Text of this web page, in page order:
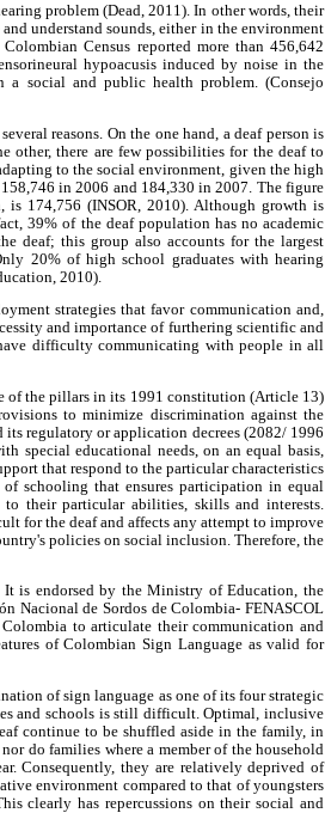
problem (Dead, 2011). In other words, their
understand sounds, either in the environment
Census reported more than 456,642
hypoacusis induced by noise in the
a social and public health problem. (Consejo
reasons. On the one hand, a deaf person is
there are few possibilities for the deaf to
to the social environment, given the high
in 2006 and 184,330 in 2007. The figure
174,756 (INSOR, 2010). Although growth is
39% of the deaf population has no academic
deaf; this group also accounts for the largest
20% of high school graduates with hearing
2010).
strategies that favor communication and,
and importance of furthering scientific and
difficulty communicating with people in all
of the pillars in its 1991 constitution (Article 13)
to minimize discrimination against the
regulatory or application decrees (2082/ 1996
special educational needs, on an equal basis,
that respond to the particular characteristics
schooling that ensures participation in equal
their particular abilities, skills and interests.
for the deaf and affects any attempt to improve
policies on social inclusion. Therefore, the
It is endorsed by the Ministry of Education, the
Nacional de Sordos de Colombia- FENASCOL
to articulate their communication and
of Colombian Sign Language as valid for
of sign language as one of its four strategic
and schools is still difficult. Optimal, inclusive
continue to be shuffled aside in the family, in
do families where a member of the household
Consequently, they are relatively deprived of
environment compared to that of youngsters
clearly has repercussions on their social and